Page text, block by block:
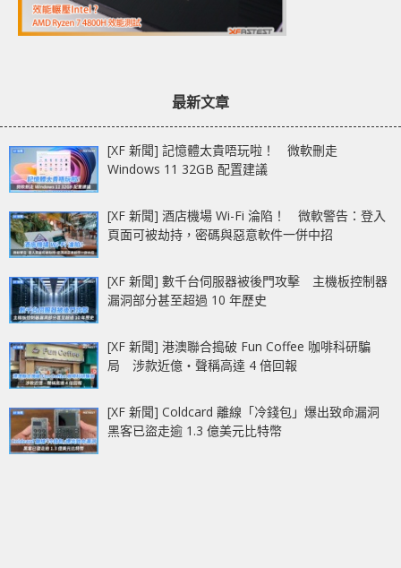
最新文章
[XF 新聞] 記憶體太貴唔玩啦！ 微軟刪走
Windows 11 32GB 配置建議
[XF 新聞] 酒店機場 Wi-Fi 淪陷！ 微軟警告：登入
頁面可被劫持，密碼與惡意軟件一併中招
[XF 新聞] 數千台伺服器被後門攻擊 主機板控制器
漏洞部分甚至超過 10 年歷史
[XF 新聞] 港澳聯合搗破 Fun Coffee 咖啡科研騙
局 涉款近億‧聲稱高達 4 倍回報
[XF 新聞] Coldcard 離線「冷錢包」爆出致命漏洞
黑客已盜走逾 1.3 億美元比特幣